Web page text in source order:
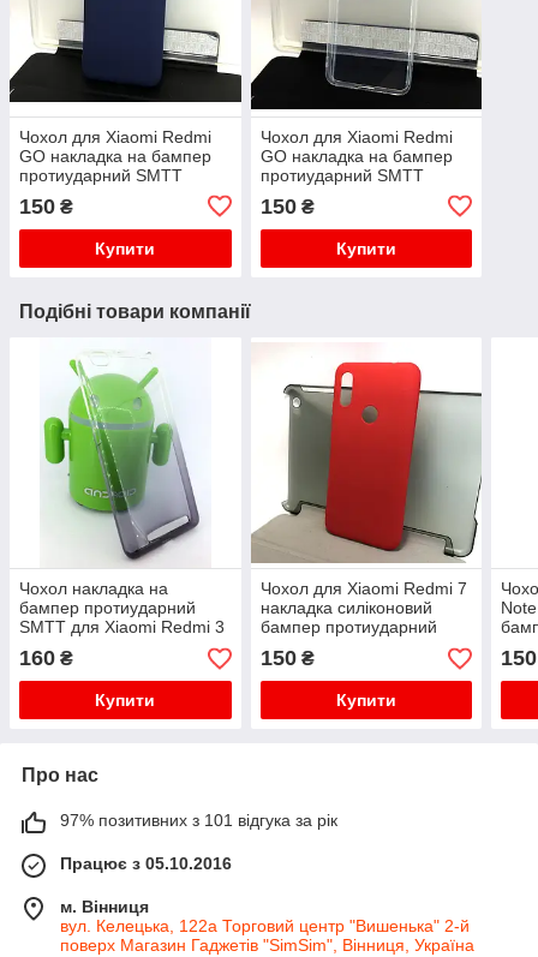
Чохол для Xiaomi Redmi
GO накладка на бампер
протиударний SMTT
150 ₴
Купити
Чохол для Xiaomi Redmi
GO накладка на бампер
протиударний SMTT
150₴
Купити
Подібні товари компанії
Чохол накладка на
бампер протиударний
SMTT для Xiaomi Redmi 3
160 ₴
Купити
Чохол для Xiaomi Redmi 7
накладка силіконовий
бампер протиударний
SMTT червоний
150₴
Купити
150
Про нас
97% позитивних з 101 відгука за рік
Працює з 05.10.2016
м. Вінниця
вул. Келецька, 122а Торговий центр "Вишенька" 2-й
поверх Магазин Гаджетів "SimSim", Вінниця, Україна